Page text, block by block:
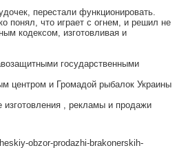
перестали функционировать.
понял, что играет с огнем, и решил не
кодексом, изготовливая и
государственными
центром и Громадой рыбалок Украины
, рекламы и продажи
obzor-prodazhi-brakonerskih-